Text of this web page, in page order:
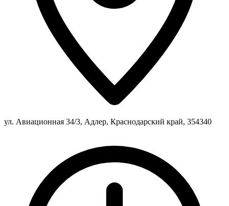
ул. Авиационная 34/3, Адлер, Краснодарский край, 354340